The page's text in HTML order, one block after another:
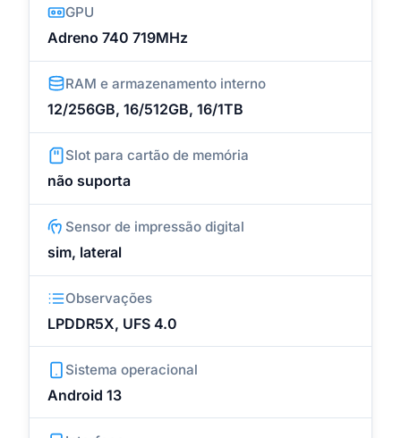
GPU
Adreno 740 719MHz
RAM e armazenamento interno
12/256GB, 16/512GB, 16/1TB
Slot para cartão de memória
não suporta
Sensor de impressão digital
sim, lateral
Observações
LPDDR5X, UFS 4.0
Sistema operacional
Android 13